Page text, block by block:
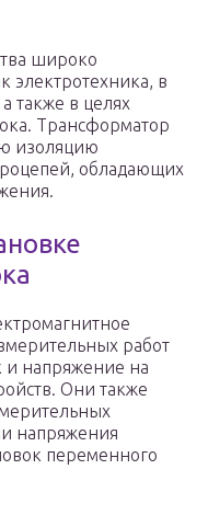
широко
электротехника, в
также в целях
Трансформатор
изоляцию
обладающих
работ
и напряжение на
Они также
напряжения
переменного